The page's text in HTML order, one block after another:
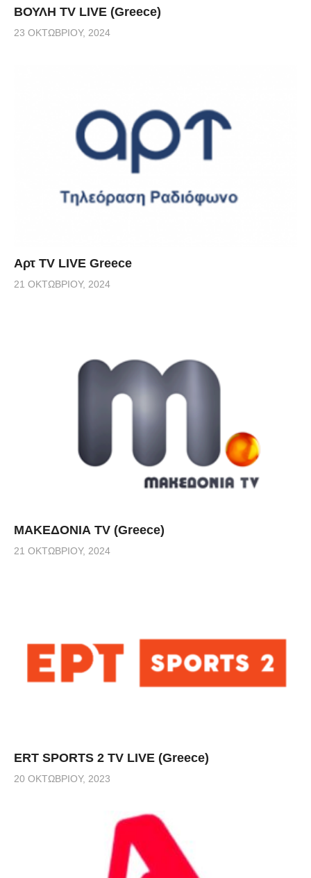
ΒΟΥΛΗ TV LIVE (Greece)
23 ΟΚΤΩΒΡΊΟΥ, 2024
Αρτ TV LIVE Greece
21 ΟΚΤΩΒΡΊΟΥ, 2024
ΜΑΚΕΔΟΝΙΑ TV (Greece)
21 ΟΚΤΩΒΡΊΟΥ, 2024
ERT SPORTS 2 TV LIVE (Greece)
20 ΟΚΤΩΒΡΊΟΥ, 2023